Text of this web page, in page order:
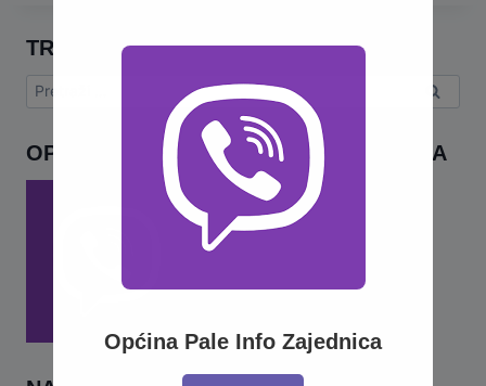
TRAŽI
Pretraga:
OPĆINA PALE INFO – VIBER ZAJEDNICA
Općina Pale Info Zajednica